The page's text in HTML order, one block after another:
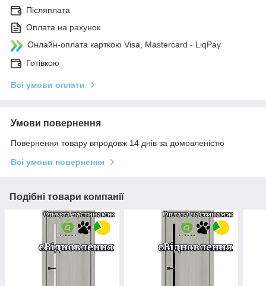
Післяплата
Оплата на рахунок
Онлайн-оплата карткою Visa, Mastercard - LiqPay
Готівкою
Всі умови оплати
Умови повернення
Повернення товару впродовж 14 днів за домовленістю
Всі умови повернення
Подібні товари компанії